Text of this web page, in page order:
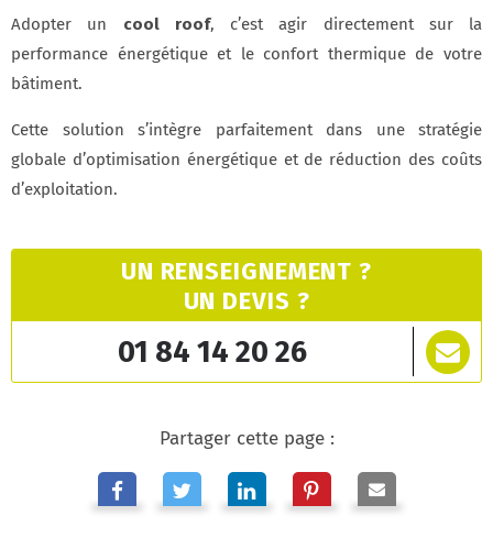
Adopter un cool roof, c’est agir directement sur la
performance énergétique et le confort thermique de votre
bâtiment.
Cette solution s’intègre parfaitement dans une stratégie
globale d’optimisation énergétique et de réduction des coûts
d’exploitation.
UN RENSEIGNEMENT ?
UN DEVIS ?
01 84 14 20 26
Partager cette page :